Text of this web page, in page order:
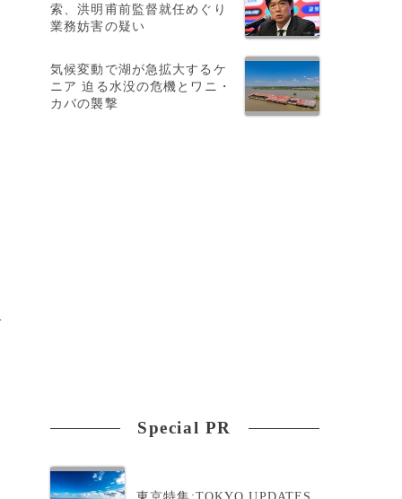
索、洪明甫前監督就任めぐり
業務妨害の疑い
気候変動で湖が急拡大するケ
ニア 迫る水没の危機とワニ・
カバの襲撃
Special PR
東京特集:TOKYO UPDATES